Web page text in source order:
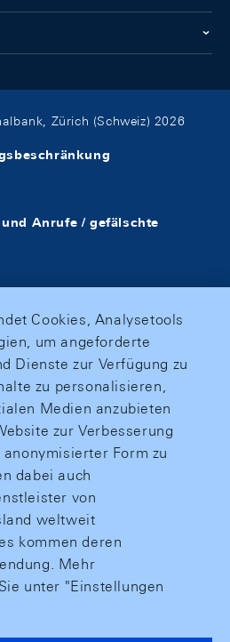
Zürich (Schweiz) 2026
Anrufe / gefälschte
Cookies, Analysetools
um angeforderte
Dienste zur Verfügung zu
zu personalisieren,
Medien anzubieten
zur Verbesserung
Form zu
dabei auch
von
weltweit
kommen deren
Mehr
unter "Einstellungen